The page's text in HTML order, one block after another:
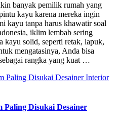
banyak pemilik rumah yang
kayu karena mereka ingin
kayu tanpa harus khawatir soal
iklim lembab sering
kayu solid, seperti retak, lapuk,
mengatasinya, Anda bisa
rangka yang kuat …
Paling Disukai Desainer